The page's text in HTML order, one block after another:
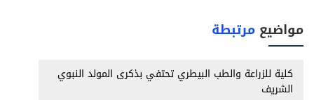
مواضيع مرتبطة
كلية للزراعة والطب البيطري تحتفي بذكرى المولد النبوي
الشريف